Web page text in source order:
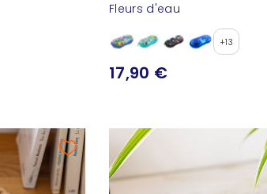
Fleurs d'eau
+13
17,90 €